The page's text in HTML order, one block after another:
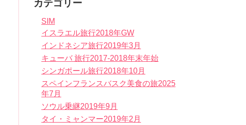
カテゴリー
SIM
イスラエル旅行2018年GW
インドネシア旅行2019年3月
キューバ 旅行2017-2018年末年始
シンガポール旅行2018年10月
スペインフランスバスク美食の旅2025
年7月
ソウル乗継2019年9月
タイ・ミャンマー2019年2月